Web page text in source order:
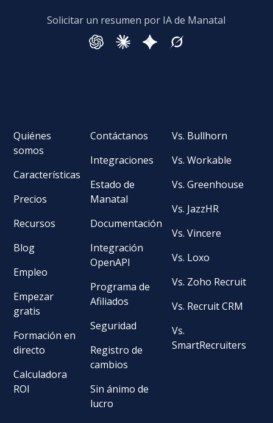
Solicitar un resumen por IA de Manatal
Quiénes
somos
Características
Precios
Recursos
Blog
Empleo
Empezar
gratis
Formación en
directo
Calculadora
ROI
Contáctanos
Integraciones
Estado de
Manatal
Documentación
Integración
OpenAPI
Programa de
Afiliados
Seguridad
Registro de
cambios
Sin ánimo de
lucro
Vs. Bullhorn
Vs. Workable
Vs. Greenhouse
Vs. JazzHR
Vs. Vincere
Vs. Loxo
Vs. Zoho Recruit
Vs. Recruit CRM
Vs.
SmartRecruiters